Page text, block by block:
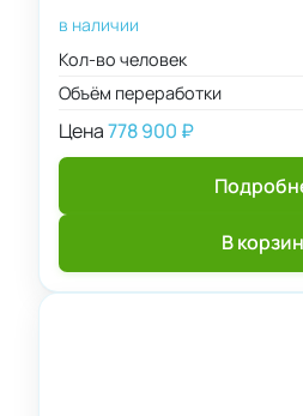
в наличии
Кол-во человек
Объём переработки
Цена778 900 ₽
В